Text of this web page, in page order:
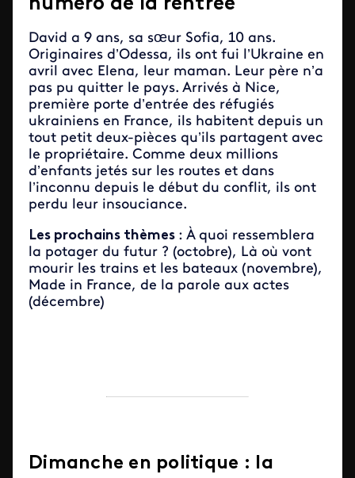
numéro de la rentrée
David a 9 ans, sa sœur Sofia, 10 ans.
Originaires d’Odessa, ils ont fui l’Ukraine en
avril avec Elena, leur maman. Leur père n’a
pas pu quitter le pays. Arrivés à Nice,
première porte d’entrée des réfugiés
ukrainiens en France, ils habitent depuis un
tout petit deux-pièces qu’ils partagent avec
le propriétaire. Comme deux millions
d’enfants jetés sur les routes et dans
l’inconnu depuis le début du conflit, ils ont
perdu leur insouciance.
Les prochains thèmes : À quoi ressemblera
la potager du futur ? (octobre), Là où vont
mourir les trains et les bateaux (novembre),
Made in France, de la parole aux actes
(décembre)
Dimanche en politique : la